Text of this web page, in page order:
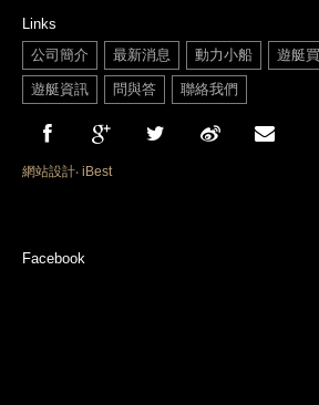
Links
公司簡介
最新消息 動力小船 遊艇
遊艇資訊 問與答 聯絡我們
網站設計‧ iBest
Facebook